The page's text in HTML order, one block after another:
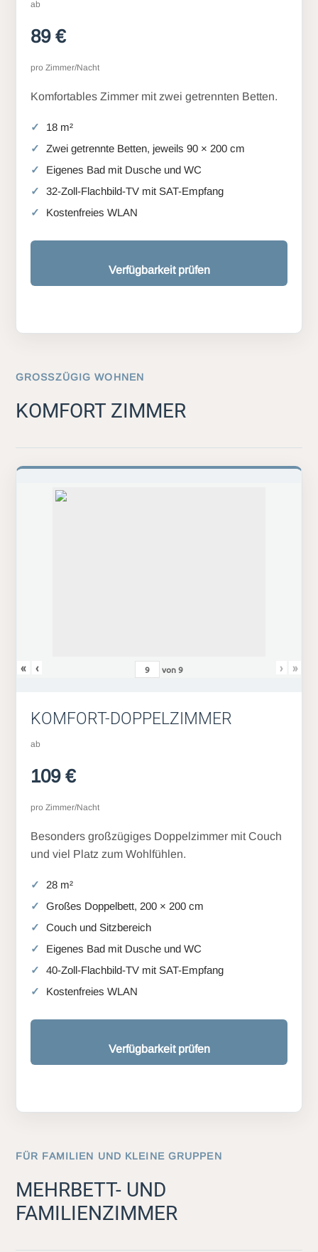
ab
89 €
pro Zimmer/Nacht
Komfortables Zimmer mit zwei getrennten Betten.
18 m²
Zwei getrennte Betten, jeweils 90 × 200 cm
Eigenes Bad mit Dusche und WC
32-Zoll-Flachbild-TV mit SAT-Empfang
Kostenfreies WLAN
Verfügbarkeit prüfen
GROSSZÜGIG WOHNEN
KOMFORT ZIMMER
« ‹ von9 › »
KOMFORT-DOPPELZIMMER
ab
109 €
pro Zimmer/Nacht
Besonders großzügiges Doppelzimmer mit Couch
und viel Platz zum Wohlfühlen.
28 m²
Großes Doppelbett, 200 × 200 cm
Couch und Sitzbereich
Eigenes Bad mit Dusche und WC
40-Zoll-Flachbild-TV mit SAT-Empfang
Kostenfreies WLAN
Verfügbarkeit prüfen
FÜR FAMILIEN UND KLEINE GRUPPEN
MEHRBETT- UND
FAMILIENZIMMER